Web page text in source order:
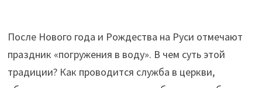
После Нового года и Рождества на Руси отмечают
праздник «погружения в воду». В чем суть этой
традиции? Как проводится служба в церкви,